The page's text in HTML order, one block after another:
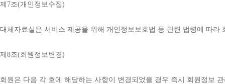
제 7조(개인정보수집)
대체자료실은 서비스 제공을 위해 개인정보보호법 등 관련 법령에 따라
제 8조(회원정보변경)
회원은 다음 각 호에 해당하는 사항이 변경되었을 경우 즉시 회원정보